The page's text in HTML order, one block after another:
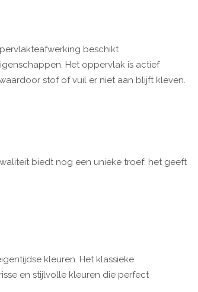
beschikt
Het oppervlak is actief
stof of vuil er niet aan blijft kleven.
biedt nog een unieke troef: het geeft
kleuren. Het klassieke
en stijlvolle kleuren die perfect